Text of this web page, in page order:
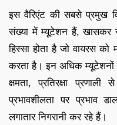
इस वैरिएंट की सबसे प्रमुख
संख्या में म्यूटेशन हैं, खासकर
हिस्सा होता है जो वायरस
करता है। इन अधिक
क्षमता, प्रतिरक्षा
प्रभावशीलता पर प्रभाव
लगातार निगरानी कर रहे हैं।